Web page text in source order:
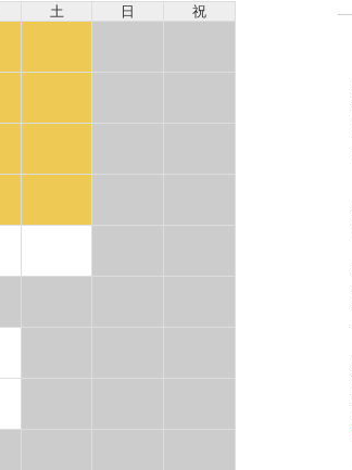
土 日 祝